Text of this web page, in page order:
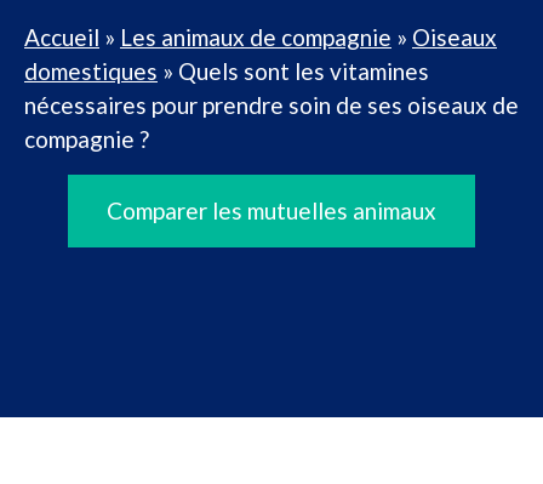
Accueil » Les animaux de compagnie » Oiseaux
domestiques » Quels sont les vitamines
nécessaires pour prendre soin de ses oiseaux de
compagnie ?
Comparer les mutuelles animaux